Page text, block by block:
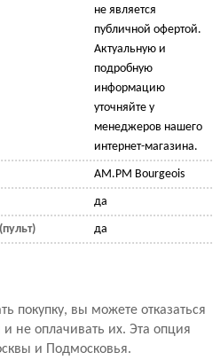
не является
публичной офертой.
Актуальную и
подробную
информацию
уточняйте у
менеджеров нашего
интернет-магазина.
AM.PM Bourgeois
да
да
покупку, вы можете отказаться
не оплачивать их. Эта опция
и Подмосковья.